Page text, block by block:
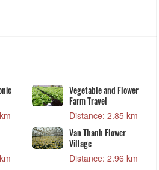
Vegetable and Flower
Farm Travel
Distance: 2.85 km
Van Thanh Flower
Village
Distance: 2.96 km